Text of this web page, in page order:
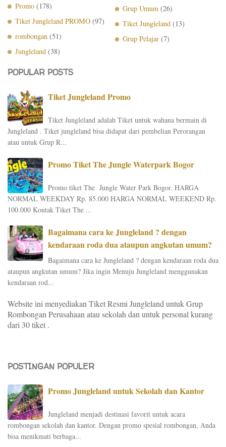
Promo (178)
Tiket Jungleland PROMO (97)
rombongan (51)
Jungleland (38)
Grup Umum (26)
Tiket Jungleland (13)
Grup Pelajar (7)
POPULAR POSTS
Tiket Jungleland Promo
Tiket Jungleland adalah Tiket untuk wahana bermain di
Jungleland . Tiket jungleland bisa didapat dari pembelian Perorangan
atau untuk Grup R...
Promo Tiket The Jungle Waterpark Bogor
Promo tiket The Jungle Water Park Bogor. HARGA
NORMAL WEEKDAY Rp. 85.000 HARGA NORMAL WEEKEND Rp.
100.000 Kontak Tiket The ...
Bagaimana cara ke Jungleland ? dengan
kendaraan roda dua ataupun angkutan umum?
Bagaimana cara ke Jungleland ? dengan kendaraan roda dua
ataupun angkutan umum? Jika ingin Menuju Jungleland menggunakan
kendaraan rod...
Website ini menyediakan Tiket Resmi Jungleland untuk Grup
Rombongan Perusahaan atau sekolah dan untuk personal kurang
dari 30 tiket .
POSTINGAN POPULER
Promo Jungleland untuk Sekolah dan Kantor
Jungleland menjadi destinasi favorit untuk acara
rombongan sekolah dan kantor. Dengan promo spesial rombongan, Anda
bisa menikmati berbaga...